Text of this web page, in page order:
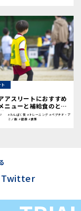
アスリートにおすすめ
ニューと補給食のとり
#たんぱく質 #トレーニング #ペプチド・ア
ミノ酸 #健康 #食事
Twitter